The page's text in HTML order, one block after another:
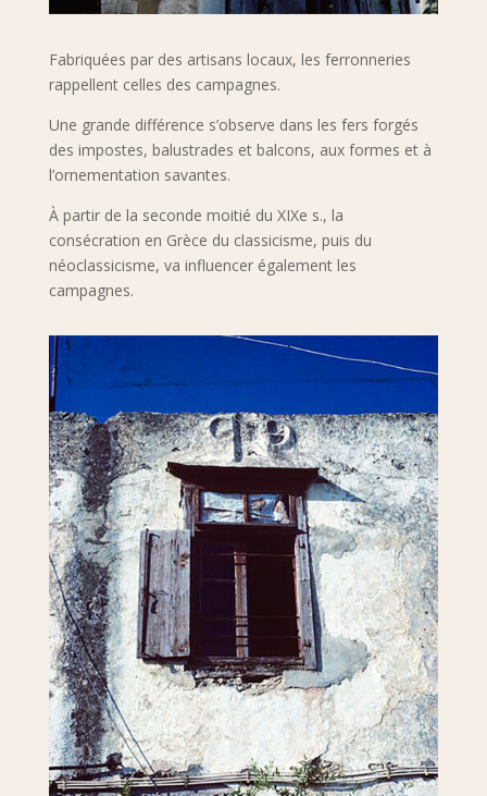
Fabriquées par des artisans locaux, les ferronneries
rappellent celles des campagnes.
Une grande différence s’observe dans les fers forgés
des impostes, balustrades et balcons, aux formes et à
l’ornementation savantes.
À partir de la seconde moitié du XIXe s., la
consécration en Grèce du classicisme, puis du
néoclassicisme, va influencer également les
campagnes.